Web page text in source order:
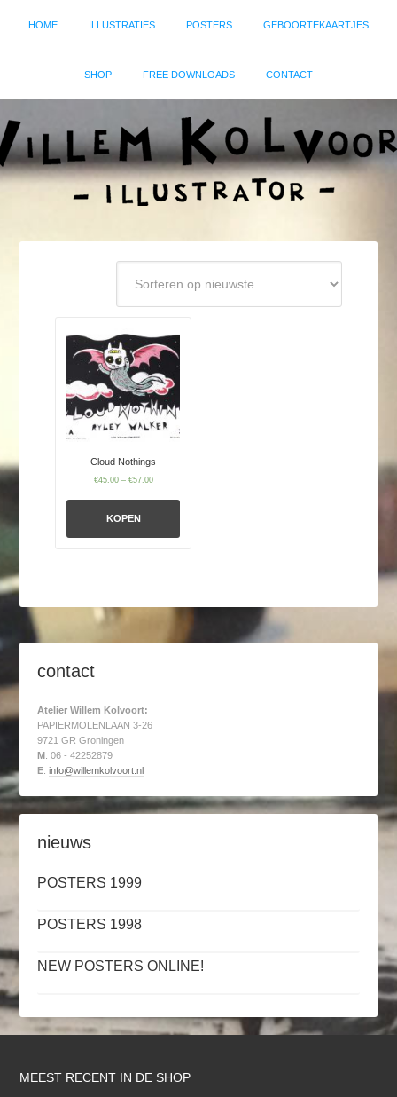
HOME ILLUSTRATIES POSTERS GEBOORTEKAARTJES
SHOP FREE DOWNLOADS CONTACT
Cloud Nothings
€45.00– €57.00
KOPEN
contact
Atelier Willem Kolvoort:
PAPIERMOLENLAAN 3-26
9721 GR Groningen
M : 06 - 42252879
E:info@willemkolvoort.nl
nieuws
POSTERS 1999
POSTERS 1998
NEW POSTERS ONLINE!
MEEST RECENT IN DE SHOP